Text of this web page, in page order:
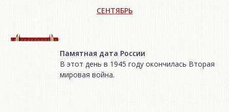
СЕНТЯБРЬ
Памятная дата России
В этот день в 1945 году окончилась Вторая
мировая война.